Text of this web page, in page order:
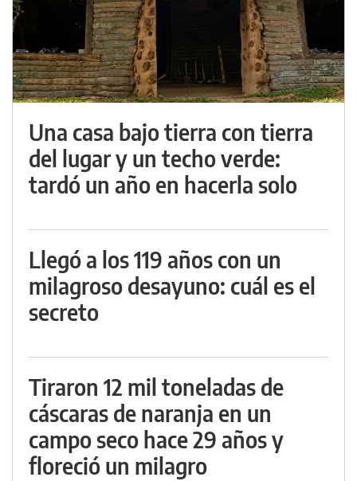
Una casa bajo tierra con tierra
del lugar y un techo verde:
tardó un año en hacerla solo
Llegó a los 119 años con un
milagroso desayuno: cuál es el
secreto
Tiraron 12 mil toneladas de
cáscaras de naranja en un
campo seco hace 29 años y
floreció un milagro